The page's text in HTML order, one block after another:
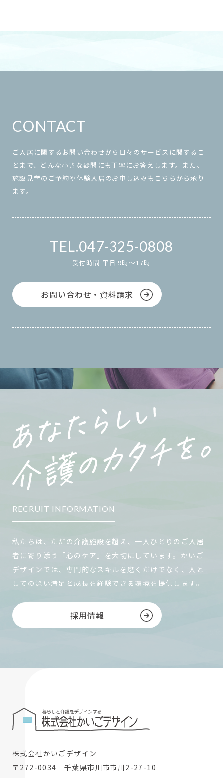
CONTACT
ご入居に関するお問い合わせから日々のサービスに関するこ
とまで、どんな小さな疑問にも丁寧にお答えします。また、
施設見学のご予約や体験入居のお申し込みもこちらから承り
ます。
047-325-0808
受付時間 平日 9時～17時
お問い合わせ・資料請求
RECRUIT INFORMATION
私たちは、ただの介護施設を超え、一人ひとりのご入居
者に寄り添う「心のケア」を大切にしています。かいご
デザインでは、専門的なスキルを磨くだけでなく、人と
しての深い満足と成長を経験できる環境を提供します。
採用情報
株式会社かいごデザイン
〒272-0034 千葉県市川市市川2-27-10